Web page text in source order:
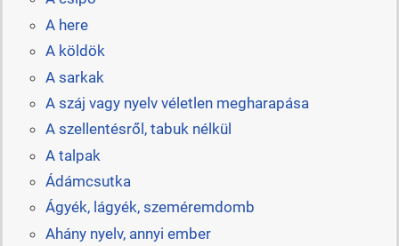
A here
A köldök
A sarkak
A száj vagy nyelv véletlen megharapása
A szellentésről, tabuk nélkül
A talpak
Ádámcsutka
Ágyék, lágyék, szeméremdomb
Ahány nyelv, annyi ember